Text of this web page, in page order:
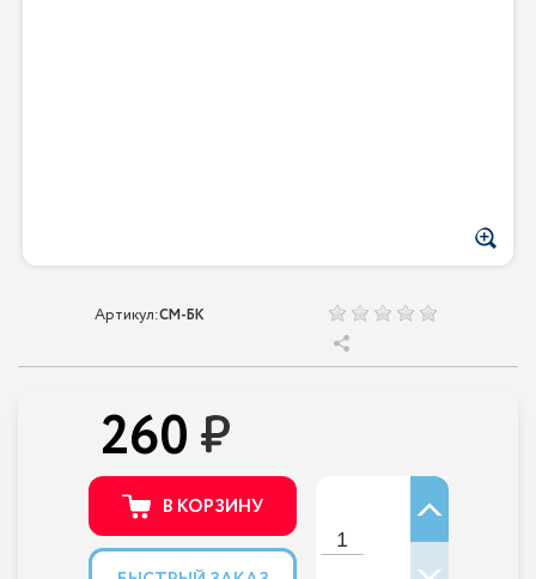
Артикул:СМ-БК
260
В КОРЗИНУ